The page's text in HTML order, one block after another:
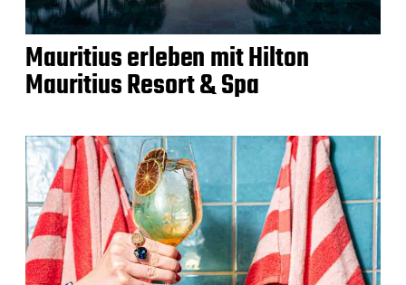
Mauritius erleben mit Hilton
Mauritius Resort & Spa